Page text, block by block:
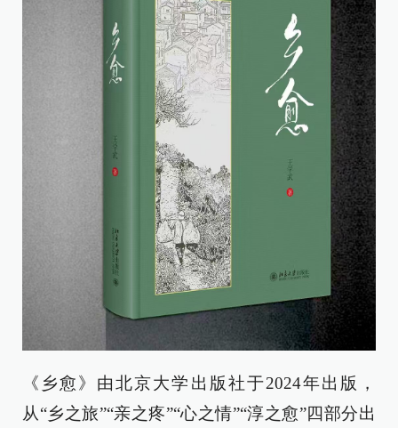
《乡愈》由北京大学出版社于2024年出版，
从“乡之旅”“亲之疼”“心之情”“淳之愈”四部分出